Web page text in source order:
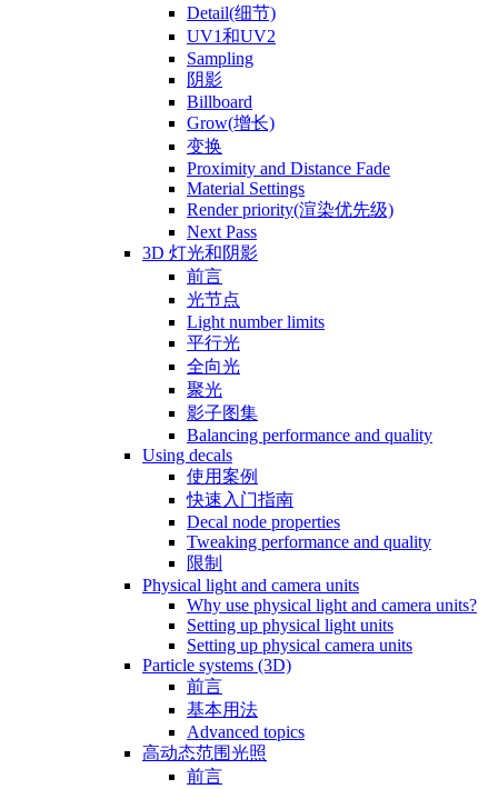
Detail(细节)
UV1和UV2
Sampling
阴影
Billboard
Grow(增长)
变换
Proximity and Distance Fade
Material Settings
Render priority(渲染优先级)
Next Pass
3D 灯光和阴影
前言
光节点
Light number limits
平行光
全向光
聚光
影子图集
Balancing performance and quality
Using decals
使用案例
快速入门指南
Decal node properties
Tweaking performance and quality
限制
Physical light and camera units
Why use physical light and camera units?
Setting up physical light units
Setting up physical camera units
Particle systems (3D)
前言
基本用法
Advanced topics
高动态范围光照
前言